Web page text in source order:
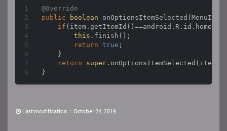
@Override
public
boolean onOptionsItemSelected (
if (item.getItemId()==android.R.id.home){
this .finish();
return true ;
    }
return
super .onOptionsItemSelected(item);
Last modification：October 24, 2019